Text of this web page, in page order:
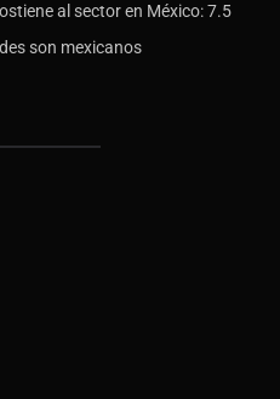
al sector en México: 7.5
son mexicanos